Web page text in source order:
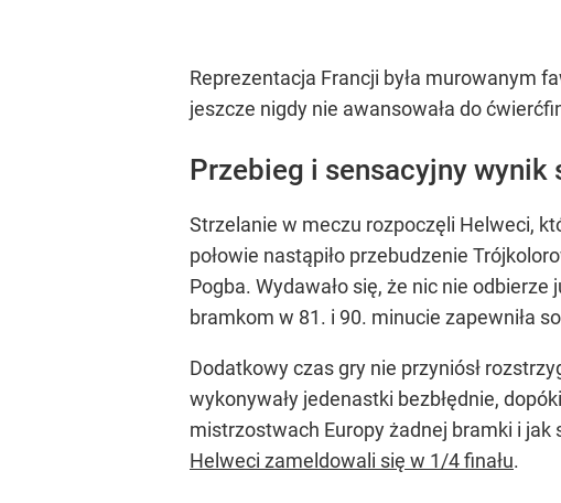
Reprezentacja Francji była murowanym
jeszcze nigdy nie awansowała do
Przebieg i sensacyjny wynik
Strzelanie w meczu rozpoczęli Helweci,
połowie nastąpiło przebudzenie
Pogba. Wydawało się, że nic nie
bramkom w 81. i 90. minucie zapewniła
Dodatkowy czas gry nie przyniósł
wykonywały jedenastki bezbłędnie,
mistrzostwach Europy żadnej bramki i jak
Helweci zameldowali się w 1/4 finału.